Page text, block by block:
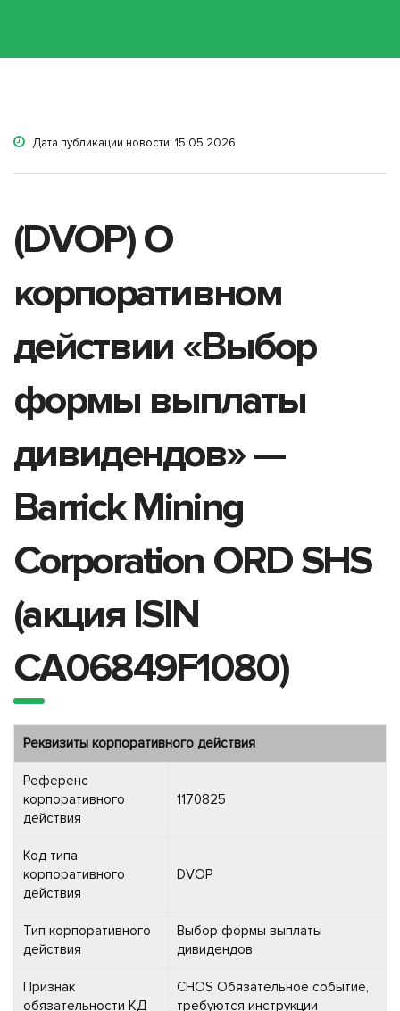
Дата публикации новости: 15.05.2026
(DVOP) О
корпоративном
действии «Выбор
формы выплаты
дивидендов» —
Barrick Mining
Corporation ORD SHS
(акция ISIN
CA06849F1080)
Реквизиты корпоративного действия
Референс
корпоративного
действия
1170825
Код типа
корпоративного
действия
DVOP
Тип корпоративного
действия
Выбор формы выплаты
дивидендов
Признак
обязательности КД
CHOS Обязательное событие,
требуются инструкции